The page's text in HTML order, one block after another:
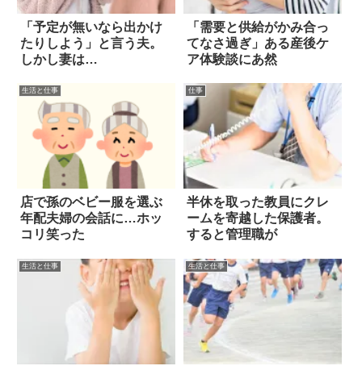
「予定が無いなら出かけ
たりしよう」と言う夫。
しかし妻は…
「需要と供給がかみ合っ
てなさ過ぎ」ある産後ケ
ア体験談にあ然
生活と仕事
店で孫のベビー服を選ぶ
年配夫婦の会話に…ホッ
コリ笑った
仕事
半休を取った教員にクレ
ームを寄越した保護者。
すると管理職が
生活と仕事 生活と仕事